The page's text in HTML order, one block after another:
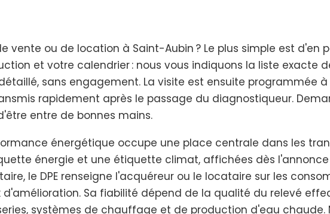
vente ou de location à Saint-Aubin ? Le plus simple est d'en
et votre calendrier : nous vous indiquons la liste exacte
sans engagement. La visite est ensuite programmée
rapidement après le passage du diagnostiqueur.
entre de bonnes mains.
énergétique occupe une place centrale dans les
énergie et une étiquette climat, affichées dès
le DPE renseigne l'acquéreur ou le locataire sur les
d'amélioration. Sa fiabilité dépend de la qualité du relevé
systèmes de chauffage et de production d'eau chaude.